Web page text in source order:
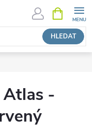
HLEDAT
NÁKUPNÍ
KOŠÍK
Atlas -